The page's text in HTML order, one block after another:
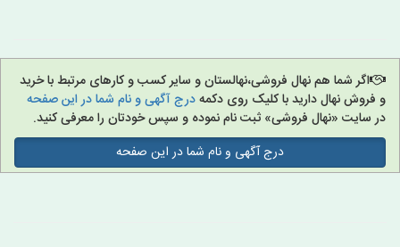
اگر شما هم نهال فروشی،نهالستان و سایر کسب و کارهای مرتبط با خرید
و فروش نهال دارید با کلیک روی دکمهدرج آگهی و نام شما در این صفحه
در سایت «نهال فروشی» ثبت نام نموده و سپس خودتان را معرفی کنید.
درج آگهی و نام شما در این صفحه